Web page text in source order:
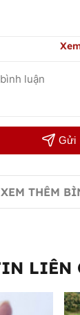
Gửi
XEM THÊM
LIÊN